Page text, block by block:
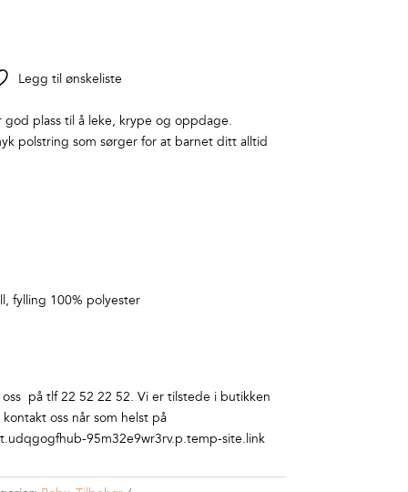
Legg til ønskeliste
god plass til å leke, krype og oppdage.
polstring som sørger for at barnet ditt alltid
fylling 100% polyester
på tlf 22 52 22 52. Vi er tilstede i butikken
oss når som helst på
95m32e9wr3rv.p.temp-site.link